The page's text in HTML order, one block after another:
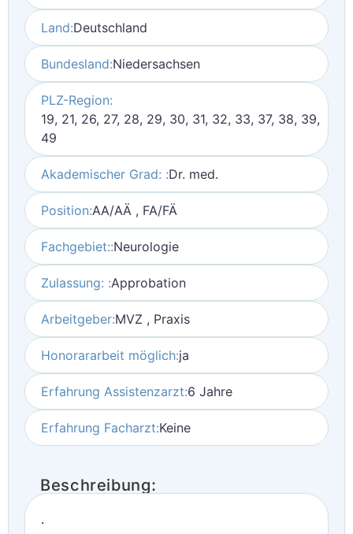
Land:Deutschland
Bundesland:Niedersachsen
PLZ-Region:
19, 21, 26, 27, 28, 29, 30, 31, 32, 33, 37, 38, 39,
49
Akademischer Grad: :Dr. med.
Position:AA/AÄ , FA/FÄ
Fachgebiet::Neurologie
Zulassung: :Approbation
Arbeitgeber:MVZ , Praxis
Honorararbeit möglich:ja
Erfahrung Assistenzarzt:6 Jahre
Erfahrung Facharzt:Keine
Beschreibung:
.